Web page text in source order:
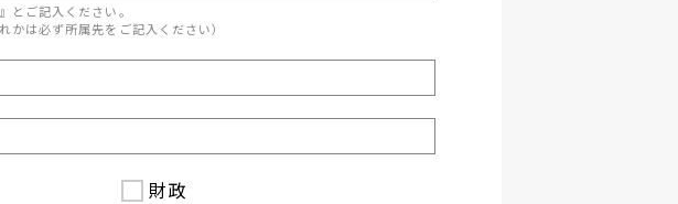
ご記入ください。
かは必ず所属先をご記入ください）
財政